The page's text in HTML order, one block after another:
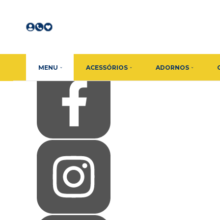
Quem Somos
Favoritos
MENU ACESSÓRIOS ADORNOS